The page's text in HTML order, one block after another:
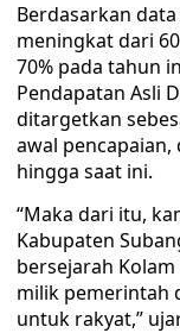
Berdasarkan
meningkat dari
70% pada tahun
Pendapatan Asli
ditargetkan
awal
hingga saat ini.
“Maka dari itu,
Kabupaten
bersejarah
milik pemerintah
untuk rakyat,”